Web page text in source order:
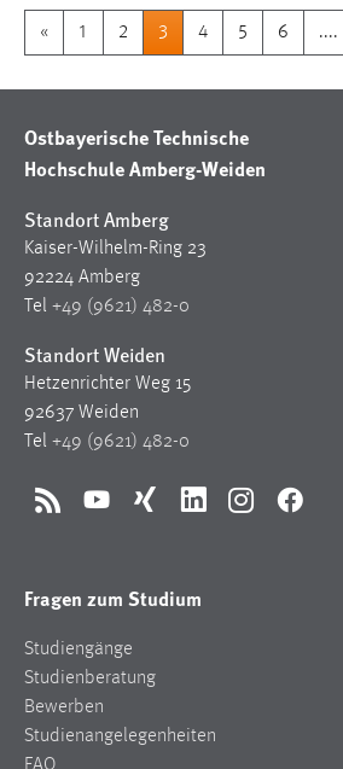
Ostbayerische Technische
Hochschule Amberg-Weiden
Standort Amberg
Kaiser-Wilhelm-Ring 23
Tel+49 (9621) 482-0
Standort Weiden
Hetzenrichter Weg 15
Tel+49 (9621) 482-0
RSS
Fragen zum Studium
Studienberatung
Studienangelegenheiten
FAQ
Für Studis